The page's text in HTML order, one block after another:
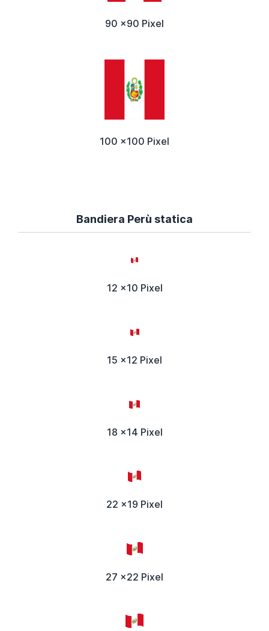
90 x90 Pixel
100 x100 Pixel
Bandiera Perù statica
12 x10 Pixel
15 x12 Pixel
18 x14 Pixel
22 x19 Pixel
27 x22 Pixel